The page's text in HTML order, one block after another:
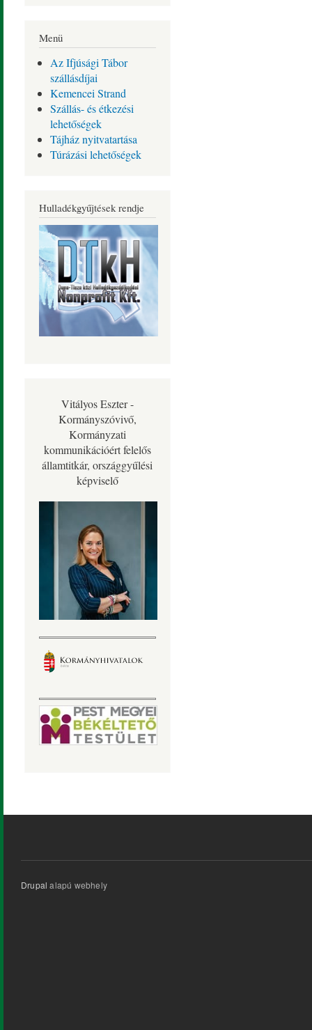
Menü
Az Ifjúsági Tábor
szállásdíjai
Kemencei Strand
Szállás- és étkezési
lehetőségek
Tájház nyitvatartása
Túrázási lehetőségek
Hulladékgyűjtések rendje
Vitályos Eszter -
Kormányszóvivő,
Kormányzati
kommunikációért felelős
államtitkár, országgyűlési
képviselő
Drupal alapú webhely